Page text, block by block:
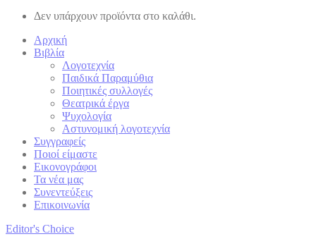
Δεν υπάρχουν προϊόντα στο καλάθι.
Αρχική
Βιβλία
Λογοτεχνία
Παιδικά Παραμύθια
Ποιητικές συλλογές
Θεατρικά έργα
Ψυχολογία
Αστυνομική λογοτεχνία
Συγγραφείς
Ποιοί είμαστε
Εικονογράφοι
Τα νέα μας
Συνεντεύξεις
Επικοινωνία
Editor's Choice